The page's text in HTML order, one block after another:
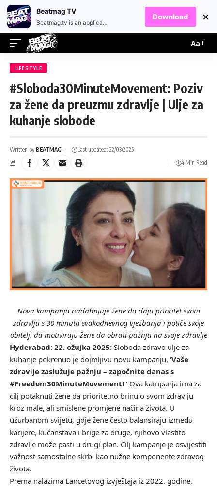
Aa
LIFESTYLE
#Sloboda30MinuteMovement: Poziv
za žene da preuzmu zdravlje | Ulje za
kuhanje slobode
Written by:BEATMAG
Last updated: 22/03/2025
4 Min Read
Nova kampanja nadahnjuje žene da daju prioritet svom
zdravlju s 30 minuta svakodnevnog vježbanja i potiče svoje
obitelji da motiviraju žene da obrati pažnju na svoje zdravlje
Hyderabad: 22. ožujka 2025: Sloboda zdravo ulje za
kuhanje pokrenuo je dojmljivu novu kampanju, ‘Vaše
zdravlje zaslužuje pažnju – započnite danas s
#Freedom30MinuteMovement! ‘ Ova kampanja ima za
cilj potaknuti žene da prioritetno brinu o svom zdravlju
kroz male, ali smislene promjene načina života. U
užurbanom svijetu, gdje žene često balansiraju između
karijere, kućanstava i brige za druge, njihovo vlastito
zdravlje može pasti u drugi plan. Cilj kampanje je osvijestiti
važnost samostalne skrbi kao nužne komponente zdravog
života.
Prema nalazima Lancetovog izvještaja iz 2022. godine,
Beatmag TV
Beatmag.tv is an application designed for fans of electronic music.
Download ×